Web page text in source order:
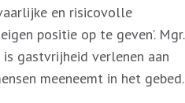
en risicovolle
positie op te geven’. Mgr.
is gastvrijheid verlenen aan
meeneemt in het gebed.